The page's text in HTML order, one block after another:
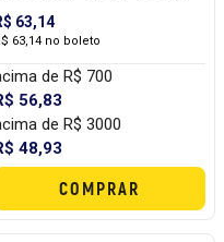
63,14
63,14 no boleto
de R$ 700
56,83
de R$ 3000
48,93
COMPRAR